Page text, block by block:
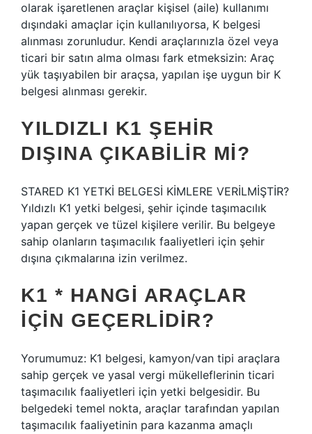
olarak işaretlenen araçlar kişisel (aile) kullanımı
dışındaki amaçlar için kullanılıyorsa, K belgesi
alınması zorunludur. Kendi araçlarınızla özel veya
ticari bir satın alma olması fark etmeksizin: Araç
yük taşıyabilen bir araçsa, yapılan işe uygun bir K
belgesi alınması gerekir.
YILDIZLI K1 ŞEHIR
DIŞINA ÇIKABILIR MI?
STARED K1 YETKİ BELGESİ KİMLERE VERİLMİŞTİR?
Yıldızlı K1 yetki belgesi, şehir içinde taşımacılık
yapan gerçek ve tüzel kişilere verilir. Bu belgeye
sahip olanların taşımacılık faaliyetleri için şehir
dışına çıkmalarına izin verilmez.
K1 * HANGI ARAÇLAR
IÇIN GEÇERLIDIR?
Yorumumuz: K1 belgesi, kamyon/van tipi araçlara
sahip gerçek ve yasal vergi mükelleflerinin ticari
taşımacılık faaliyetleri için yetki belgesidir. Bu
belgedeki temel nokta, araçlar tarafından yapılan
taşımacılık faaliyetinin para kazanma amaçlı